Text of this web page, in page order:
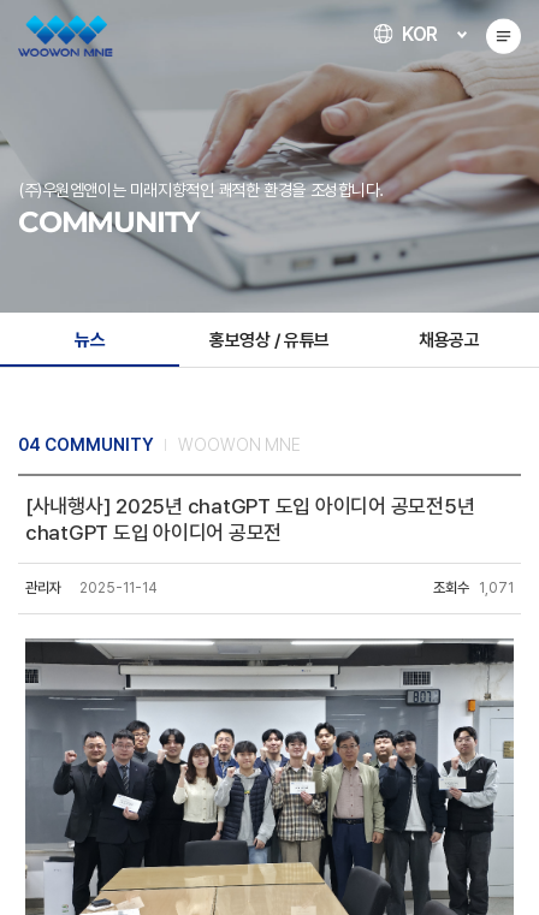
KOR
(주)우원엠앤이는 미래지향적인 쾌적한 환경을 조성합니다.
COMMUNITY
뉴스 홍보영상 / 유튜브 채용공고
04 COMMUNITY WOOWON MNE
[사내행사] 2025년 chatGPT 도입 아이디어 공모전5년
chatGPT 도입 아이디어 공모전
관리자 2025-11-14 조회수 1,071